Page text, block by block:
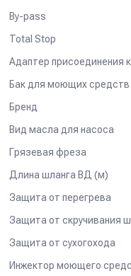
By-pass
Total Stop
Адаптер присоединения
Бак для моющих средств
Бренд
Вид масла для насоса
Грязевая фреза
Длина шланга ВД (м)
Защита от перегрева
Защита от скручивания
Защита от сухогохода
Инжектор моющего